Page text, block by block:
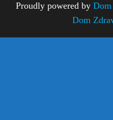
Proudly powered by
Dom